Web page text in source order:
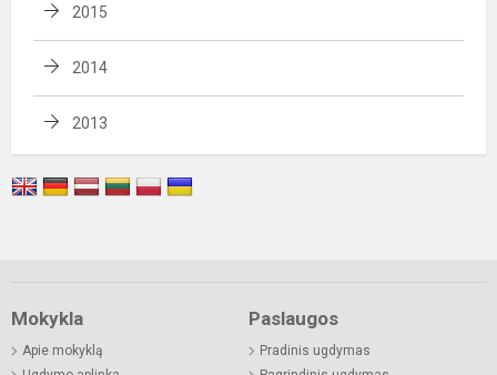
2015
2014
2013
Mokykla
Apie mokyklą
Paslaugos
Pradinis ugdymas